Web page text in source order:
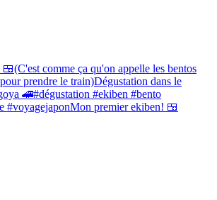
comme ça qu'on appelle les bentos
prendre le train)Dégustation dans le
🚄#dégustation #ekiben #bento
#voyagejaponMon premier ekiben! 🍱